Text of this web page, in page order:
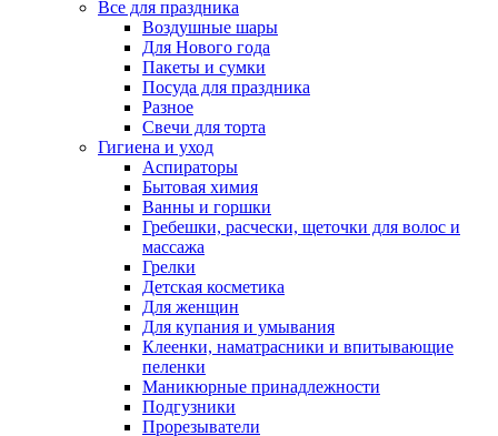
Все для праздника
Воздушные шары
Для Нового года
Пакеты и сумки
Посуда для праздника
Разное
Свечи для торта
Гигиена и уход
Аспираторы
Бытовая химия
Ванны и горшки
Гребешки, расчески, щеточки для волос и
массажа
Грелки
Детская косметика
Для женщин
Для купания и умывания
Клеенки, наматрасники и впитывающие
пеленки
Маникюрные принадлежности
Подгузники
Прорезыватели